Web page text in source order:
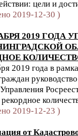
цели и
2019-12-30 )
2019 ГОДА
2019 года в
2019-12-23 )
от